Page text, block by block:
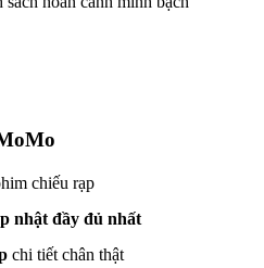
chiếu rạp
nhật đầy đủ nhất
chi tiết chân thật